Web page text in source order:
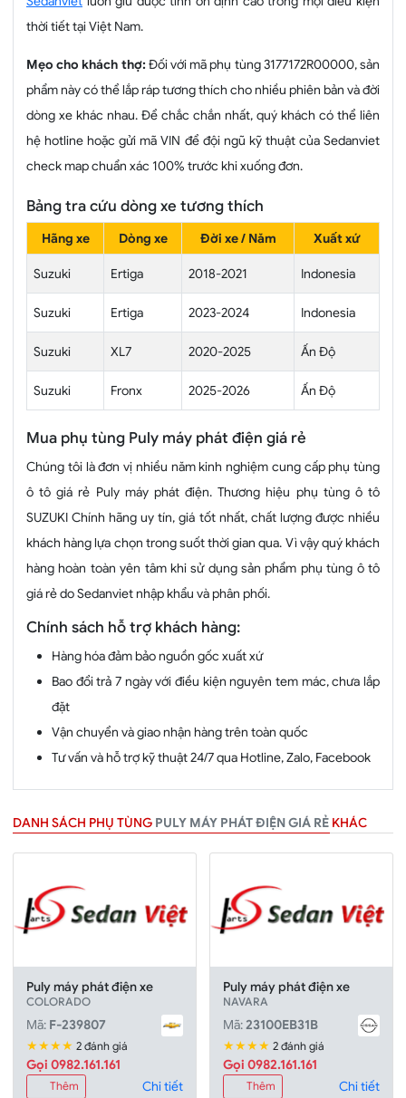
thời tiết tại Việt Nam.
Mẹo cho khách thợ:Đối với mã phụ tùng 3177172R00000, sản
phẩm này có thể lắp ráp tương thích cho nhiều phiên bản và đời
dòng xe khác nhau. Để chắc chắn nhất, quý khách có thể liên
hệ hotline hoặc gửi mã VIN để đội ngũ kỹ thuật của Sedanviet
check map chuẩn xác 100% trước khi xuống đơn.
Bảng tra cứu dòng xe tương thích
Hãng xe Dòng xe Đời xe / Năm Xuất xứ
Suzuki Ertiga 2018-2021 Indonesia
Suzuki Ertiga 2023-2024 Indonesia
Suzuki XL7 2020-2025 Ấn Độ
Suzuki Fronx 2025-2026 Ấn Độ
Mua phụ tùng Puly máy phát điện giá rẻ
Chúng tôi là đơn vị nhiều năm kinh nghiệm cung cấp phụ tùng
ô tô giá rẻ Puly máy phát điện. Thương hiệu phụ tùng ô tô
SUZUKI Chính hãng uy tín, giá tốt nhất, chất lượng được nhiều
khách hàng lựa chọn trong suốt thời gian qua. Vì vậy quý khách
hàng hoàn toàn yên tâm khi sử dụng sản phẩm phụ tùng ô tô
giá rẻ do Sedanviet nhập khẩu và phân phối.
Chính sách hỗ trợ khách hàng:
Hàng hóa đảm bảo nguồn gốc xuất xứ
Bao đổi trả 7 ngày với điều kiện nguyên tem mác, chưa lắp
đặt
Vận chuyển và giao nhận hàng trên toàn quốc
Tư vấn và hỗ trợ kỹ thuật 24/7 qua Hotline, Zalo, Facebook
DANH SÁCH PHỤ TÙNG PULY MÁY PHÁT ĐIỆN GIÁ RẺ KHÁC
Puly máy phát điện xe
COLORADO
Mã: F-239807
★★★★ 2 đánh giá
Gọi 0982.161.161
Thêm Chi tiết
Puly máy phát điện xe
NAVARA
Mã:23100EB31B
★★★★ 2 đánh giá
Gọi 0982.161.161
Thêm Chi tiết